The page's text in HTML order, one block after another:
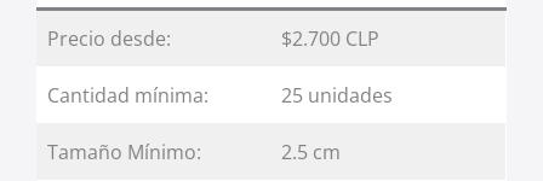
Precio desde: $2.700 CLP
Cantidad mínima: 25 unidades
Tamaño Mínimo: 2.5 cm